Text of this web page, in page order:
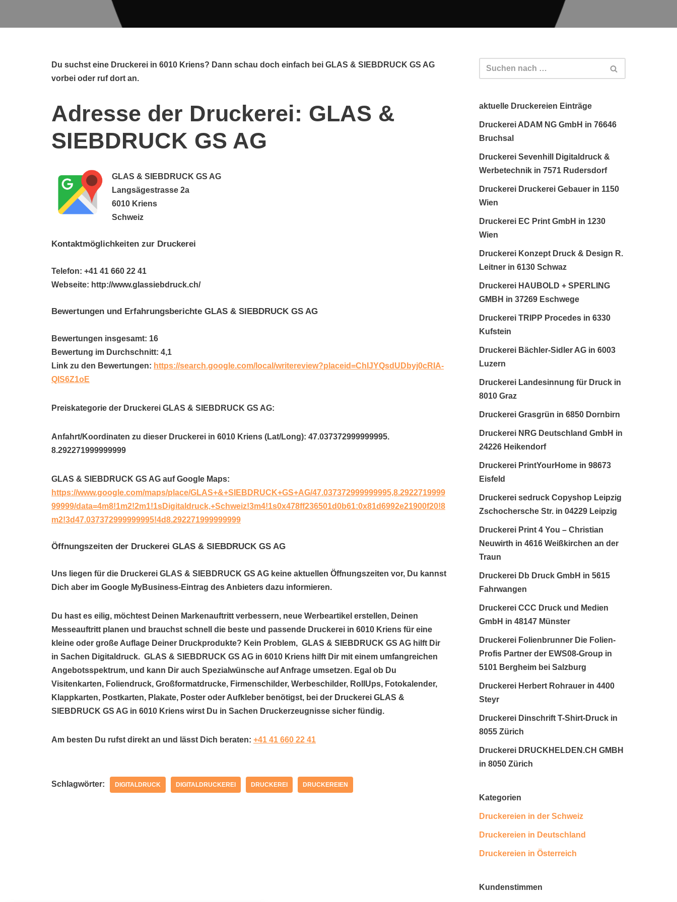
Du suchst eine Druckerei in 6010 Kriens? Dann schau doch einfach bei GLAS & SIEBDRUCK GS AG
vorbei oder ruf dort an.
Adresse der Druckerei: GLAS &
SIEBDRUCK GS AG
GLAS & SIEBDRUCK GS AG
Langsägestrasse 2a
6010 Kriens
Schweiz
Kontaktmöglichkeiten zur Druckerei
Telefon: +41 41 660 22 41
Webseite: http://www.glassiebdruck.ch/
Bewertungen und Erfahrungsberichte GLAS & SIEBDRUCK GS AG
Bewertungen insgesamt: 16
Bewertung im Durchschnitt: 4,1
Link zu den Bewertungen: https://search.google.com/local/writereview?placeid=ChIJYQsdUDbyj0cRIA-
QIS6Z1oE
Preiskategorie der Druckerei GLAS & SIEBDRUCK GS AG:
Anfahrt/Koordinaten zu dieser Druckerei in 6010 Kriens (Lat/Long): 47.037372999999995.
8.292271999999999
GLAS & SIEBDRUCK GS AG auf Google Maps:
https://www.google.com/maps/place/GLAS+&+SIEBDRUCK+GS+AG/47.037372999999995,8.2922719999
99999/data=4m8!1m2!2m1!1sDigitaldruck,+Schweiz!3m4!1s0x478ff236501d0b61:0x81d6992e21900f20!8
m2!3d47.037372999999995!4d8.292271999999999
Öffnungszeiten der Druckerei GLAS & SIEBDRUCK GS AG
Uns liegen für die Druckerei GLAS & SIEBDRUCK GS AG keine aktuellen Öffnungszeiten vor, Du kannst
Dich aber im Google MyBusiness-Eintrag des Anbieters dazu informieren.
Du hast es eilig, möchtest Deinen Markenauftritt verbessern, neue Werbeartikel erstellen, Deinen
Messeauftritt planen und brauchst schnell die beste und passende Druckerei in 6010 Kriens für eine
kleine oder große Auflage Deiner Druckprodukte? Kein Problem, GLAS & SIEBDRUCK GS AG hilft Dir
in Sachen Digitaldruck. GLAS & SIEBDRUCK GS AG in 6010 Kriens hilft Dir mit einem umfangreichen
Angebotsspektrum, und kann Dir auch Spezialwünsche auf Anfrage umsetzen. Egal ob Du
Visitenkarten, Foliendruck, Großformatdrucke, Firmenschilder, Werbeschilder, RollUps, Fotokalender,
Klappkarten, Postkarten, Plakate, Poster oder Aufkleber benötigst, bei der Druckerei GLAS &
SIEBDRUCK GS AG in 6010 Kriens wirst Du in Sachen Druckerzeugnisse sicher fündig.
Am besten Du rufst direkt an und lässt Dich beraten: +41 41 660 22 41
Schlagwörter: DIGITALDRUCK DIGITALDRUCKEREI DRUCKEREI DRUCKEREIEN
aktuelle Druckereien Einträge
Druckerei ADAM NG GmbH in 76646
Bruchsal
Druckerei Sevenhill Digitaldruck &
Werbetechnik in 7571 Rudersdorf
Druckerei Druckerei Gebauer in 1150
Wien
Druckerei EC Print GmbH in 1230
Wien
Druckerei Konzept Druck & Design R.
Leitner in 6130 Schwaz
Druckerei HAUBOLD + SPERLING
GMBH in 37269 Eschwege
Druckerei TRIPP Procedes in 6330
Kufstein
Druckerei Bächler-Sidler AG in 6003
Luzern
Druckerei Landesinnung für Druck in
8010 Graz
Druckerei Grasgrün in 6850 Dornbirn
Druckerei NRG Deutschland GmbH in
24226 Heikendorf
Druckerei PrintYourHome in 98673
Eisfeld
Druckerei sedruck Copyshop Leipzig
Zschochersche Str. in 04229 Leipzig
Druckerei Print 4 You – Christian
Neuwirth in 4616 Weißkirchen an der
Traun
Druckerei Db Druck GmbH in 5615
Fahrwangen
Druckerei CCC Druck und Medien
GmbH in 48147 Münster
Druckerei Folienbrunner Die Folien-
Profis Partner der EWS08-Group in
5101 Bergheim bei Salzburg
Druckerei Herbert Rohrauer in 4400
Steyr
Druckerei Dinschrift T-Shirt-Druck in
8055 Zürich
Druckerei DRUCKHELDEN.CH GMBH
in 8050 Zürich
Kategorien
Druckereien in der Schweiz
Druckereien in Deutschland
Druckereien in Österreich
Kundenstimmen